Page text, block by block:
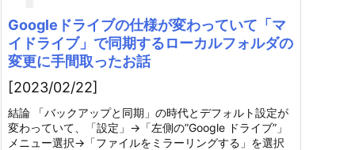
Googleドライブの仕様が変わっていて「マ
イドライブ」で同期するローカルフォルダの
変更に手間取ったお話
[2023/02/22]
結論 「バックアップと同期」の時代とデフォルト設定が
変わっていて、「設定」→「左側の”Google ドライブ”」
メニュー選択→「ファイルをミラーリングする」を選択